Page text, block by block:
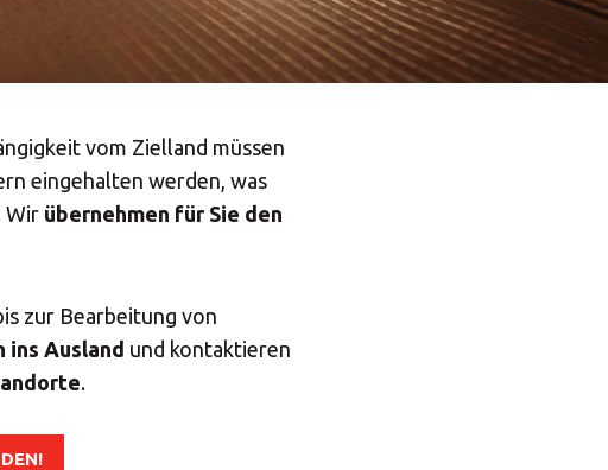
vom Zielland müssen
eingehalten werden, was
Wir übernehmen für Sie den
zur Bearbeitung von
ins Ausland und kontaktieren
.